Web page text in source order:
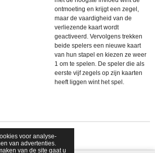
voor analyse-
van advertenties.
van de site gaat u
ontmoeting en krijgt een zegel,
maar de vaardigheid van de
verliezende kaart wordt
geactiveerd. Vervolgens trekken
beide spelers een nieuwe kaart
van hun stapel en kiezen ze weer
1 om te spelen. De speler die als
eerste vijf zegels op zijn kaarten
heeft liggen wint het spel.